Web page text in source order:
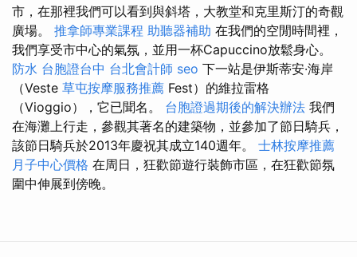
市，在那裡我們可以看到與斜塔，大教堂和克里斯汀的奇觀
廣場。 推拿師專業課程 助聽器補助 在我們的空閒時間裡，
我們享受市中心的氣氛，並用一杯Capuccino放鬆身心。
防水 台胞證台中 台北會計師 seo 下一站是伊斯蒂安·海岸
（Veste 草屯按摩服務推薦 Fest）的維拉雷格
（Vioggio），它已聞名。 台胞證過期後的解決辦法 我們
在海灘上行走，參觀其著名的建築物，並參加了節日騎兵，
該節日騎兵於2013年慶祝其成立140週年。 士林按摩推薦
月子中心價格 在周日，狂歡節遊行裝飾市區，在狂歡節氛
圍中伸展到傍晚。